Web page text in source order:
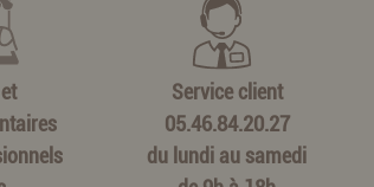
Service client
05.46.84.20.27
du lundi au samedi